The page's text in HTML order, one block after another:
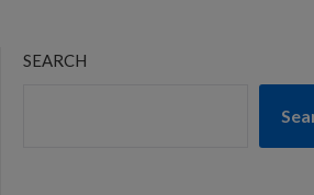
SEARCH